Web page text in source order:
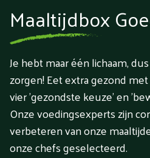
Maaltijdbox
Je hebt maar één lichaam,
zorgen! Eet extra gezond
vier 'gezondste keuze' en
Onze voedingsexperts zijn
verbeteren van onze
onze chefs geselecteerd.